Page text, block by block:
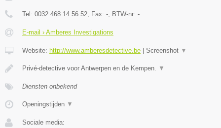
Tel: 0032 468 14 56 52 , Fax: - , BTW-nr: -
E-mail › Amberes Investigations
Website: http://www.amberesdetective.be Screenshot ▼
Privé-detective voor Antwerpen en de Kempen. ▼
Diensten onbekend
Openingstijden ▼
Sociale media: